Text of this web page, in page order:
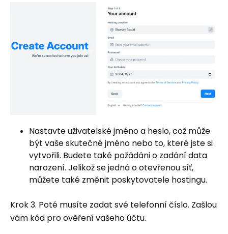
Nastavte uživatelské jméno a heslo, což může
být vaše skutečné jméno nebo to, které jste si
vytvořili. Budete také požádáni o zadání data
narození. Jelikož se jedná o otevřenou síť,
můžete také změnit poskytovatele hostingu.
Krok 3. Poté musíte zadat své telefonní číslo. Zašlou
vám kód pro ověření vašeho účtu.